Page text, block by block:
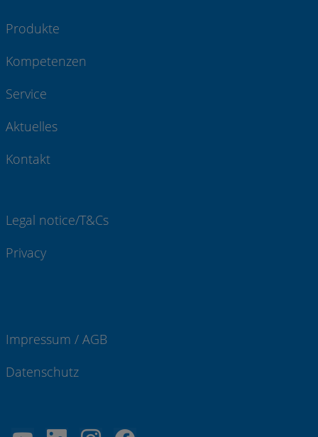
Produkte
Kompetenzen
Service
Aktuelles
Kontakt
Legal notice/T&Cs
Privacy
Impressum / AGB
Datenschutz